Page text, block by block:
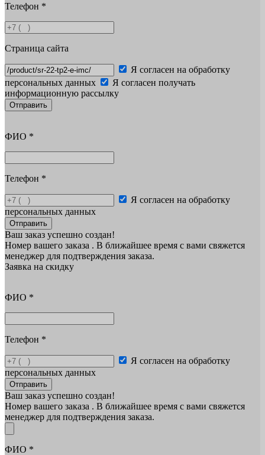
Телефон *
Страница сайта
Я согласен на обработку
персональных данных
Я согласен получать
информационную рассылку
Отправить
ФИО *
Телефон *
Я согласен на обработку
персональных данных
Отправить
Ваш заказ успешно создан!
Номер вашего заказа . В ближайшее время с вами свяжется
менеджер для подтверждения заказа.
Заявка на скидку
ФИО *
Телефон *
Я согласен на обработку
персональных данных
Отправить
Ваш заказ успешно создан!
Номер вашего заказа . В ближайшее время с вами свяжется
менеджер для подтверждения заказа.
ФИО *